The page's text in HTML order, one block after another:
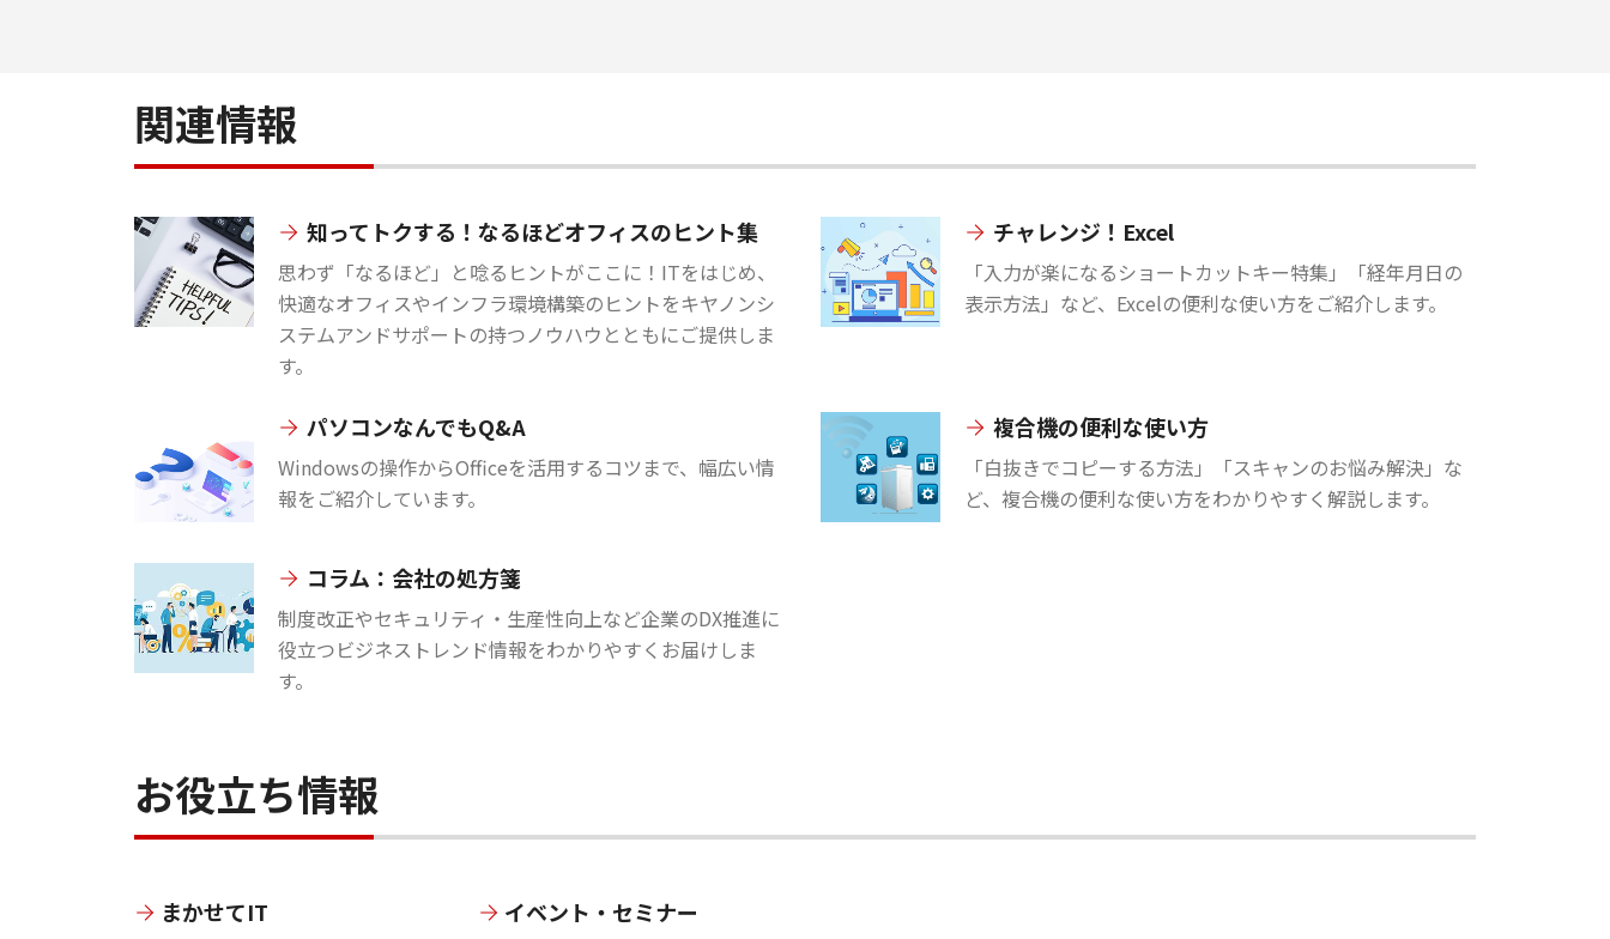
関連情報
知ってトクする！なるほどオフィスのヒント集
思わず「なるほど」と唸るヒントがここに！ITをはじめ、
快適なオフィスやインフラ環境構築のヒントをキヤノンシ
ステムアンドサポートの持つノウハウとともにご提供しま
す。
チャレンジ！Excel
「入力が楽になるショートカットキー特集」「経年月日の
表示方法」など、Excelの便利な使い方をご紹介します。
パソコンなんでもQ&A
Windowsの操作からOfficeを活用するコツまで、幅広い情
報をご紹介しています。
複合機の便利な使い方
「白抜きでコピーする方法」「スキャンのお悩み解決」な
ど、複合機の便利な使い方をわかりやすく解説します。
コラム：会社の処方箋
制度改正やセキュリティ・生産性向上など企業のDX推進に
役立つビジネストレンド情報をわかりやすくお届けしま
す。
お役立ち情報
まかせてIT イベント・セミナー